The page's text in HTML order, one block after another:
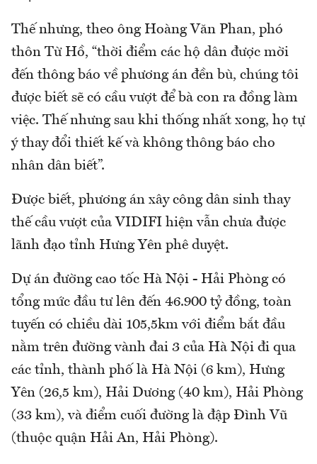
Thế nhưng, theo ông Hoàng Văn Phan, phó
thôn Từ Hồ, “thời điểm các hộ dân được mời
đến thông báo về phương án đền bù, chúng tôi
được biết sẽ có cầu vượt để bà con ra đồng làm
việc. Thế nhưng sau khi thống nhất xong, họ tự
ý thay đổi thiết kế và không thông báo cho
nhân dân biết”.
Được biết, phương án xây công dân sinh thay
thế cầu vượt của VIDIFI hiện vẫn chưa được
lãnh đạo tỉnh Hưng Yên phê duyệt.
Dự án đường cao tốc Hà Nội - Hải Phòng có
tổng mức đầu tư lên đến 46.900 tỷ đồng, toàn
tuyến có chiều dài 105,5km với điểm bắt đầu
nằm trên đường vành đai 3 của Hà Nội đi qua
các tỉnh, thành phố là Hà Nội (6 km), Hưng
Yên (26,5 km), Hải Dương (40 km), Hải Phòng
(33 km), và điểm cuối đường là đập Đình Vũ
(thuộc quận Hải An, Hải Phòng).